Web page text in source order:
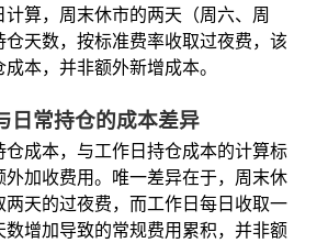
计算，周末休市的两天（周六、周
仓天数，按标准费率收取过夜费，该
本，并非额外新增成本。
日常持仓的成本差异
仓成本，与工作日持仓成本的计算标
外加收费用。唯一差异在于，周末休
两天的过夜费，而工作日每日收取一
数增加导致的常规费用累积，并非额